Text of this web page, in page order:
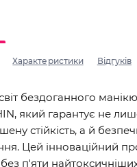
Характеристики Відгуків
бездоганного
який гарантує не
стійкість, а й
Цей інноваційний
п'яти